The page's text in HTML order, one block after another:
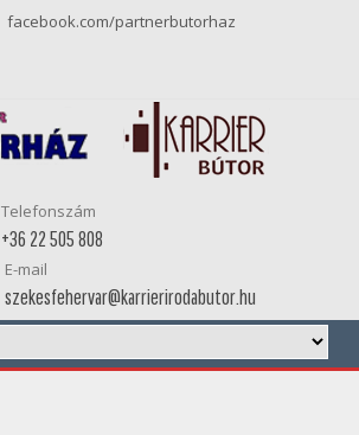
facebook.com/partnerbutorhaz
Telefonszám
+36 22 505 808
E-mail
szekesfehervar@karrierirodabutor.hu